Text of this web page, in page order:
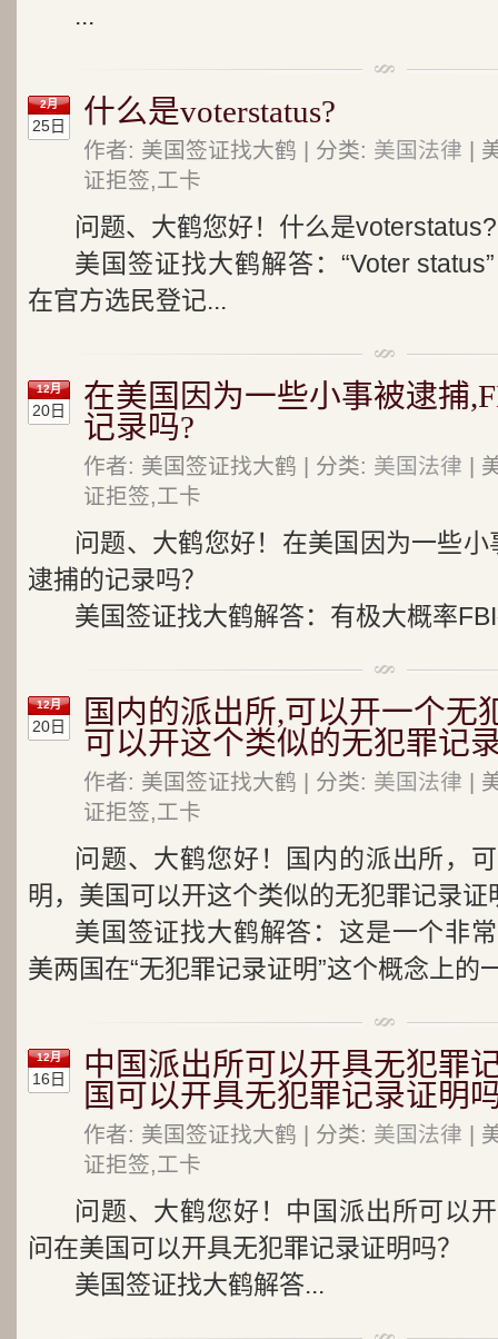
...
2月
25日 什么是voterstatus?
作者: 美国签证找大鹤 | 分类: 美国法律 |
证拒签,工卡
问题、大鹤您好！什么是voterstatus?
美国签证找大鹤解答：“Voter
在官方选民登记...
12月
20日
在美国因为一些小事被逮捕
记录吗?
作者: 美国签证找大鹤 | 分类: 美国法律 |
证拒签,工卡
问题、大鹤您好！在美国因为一些
逮捕的记录吗？
美国签证找大鹤解答：有极大概率
12月
20日
国内的派出所,可以开一个无
可以开这个类似的无犯罪记
作者: 美国签证找大鹤 | 分类: 美国法律 |
证拒签,工卡
问题、大鹤您好！国内的派出所，
明，美国可以开这个类似的无犯罪记录证
美国签证找大鹤解答：这是一个非
美两国在“无犯罪记录证明”这个概念上的
12月
16日
中国派出所可以开具无犯罪
国可以开具无犯罪记录证明
作者: 美国签证找大鹤 | 分类: 美国法律 |
证拒签,工卡
问题、大鹤您好！中国派出所可以
问在美国可以开具无犯罪记录证明吗？
美国签证找大鹤解答...